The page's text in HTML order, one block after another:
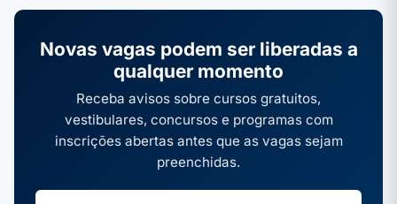
Novas vagas podem ser liberadas a
qualquer momento
Receba avisos sobre cursos gratuitos,
vestibulares, concursos e programas com
inscrições abertas antes que as vagas sejam
preenchidas.